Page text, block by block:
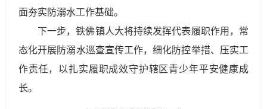
面夯实防溺水工作基础。
下一步，铁佛镇人大将持续发挥代表履职作用，常
态化开展防溺水巡查宣传工作，细化防控举措、压实工
作责任，以扎实履职成效守护辖区青少年平安健康成
长。